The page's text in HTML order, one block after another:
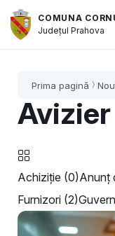
COMUNA
JudețulPrahova
Prima pagină
Avizier
Achiziție (0)Anunț
Furnizori (2)